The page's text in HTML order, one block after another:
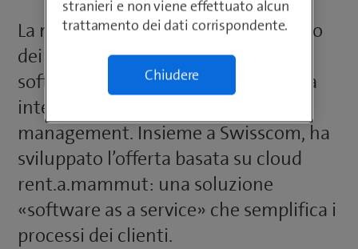
La mammut soft computing ag è uno
dei principali fornitori di soluzioni
software con operatività multibanca
internazionale per e-banking e cash
management. Insieme a Swisscom, ha
sviluppato l’offerta basata su cloud
rent.a.mammut: una soluzione
«software as a service» che semplifica i
processi dei clienti.
stranieri e non viene effettuato alcun
trattamento dei dati corrispondente.
Chiudere